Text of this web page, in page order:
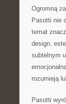
Ogromną
Pasotti nie
temat
design,
subtelnym
rozumieją
Pasotti